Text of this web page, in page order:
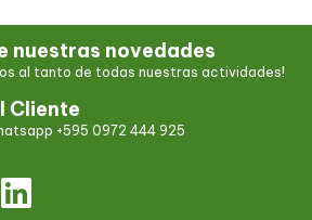
nuestras novedades
al tanto de todas nuestras actividades!
Cliente
+595 0972 444 925